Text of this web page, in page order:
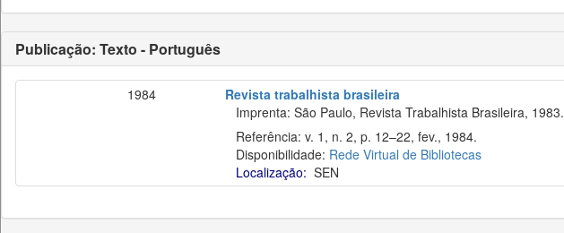
Publicação: Texto - Português
1984
Revista trabalhista brasileira
Imprenta: São Paulo, Revista Trabalhista Brasileira, 1983.
Referência: v. 1, n. 2, p. 12–22, fev., 1984.
Disponibilidade: Rede Virtual de Bibliotecas
Localização: SEN